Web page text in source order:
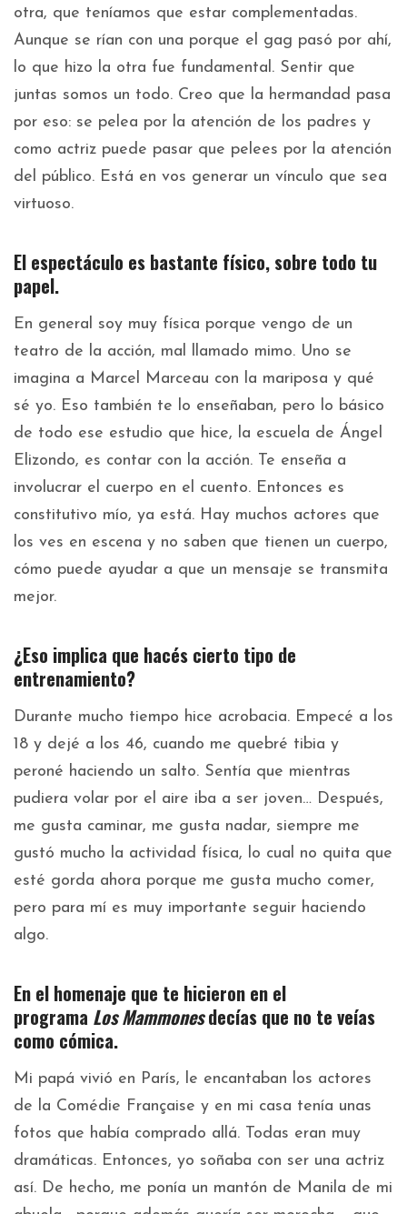
otra, que teníamos que estar complementadas.
Aunque se rían con una porque el gag pasó por ahí,
lo que hizo la otra fue fundamental. Sentir que
juntas somos un todo. Creo que la hermandad pasa
por eso: se pelea por la atención de los padres y
como actriz puede pasar que pelees por la atención
del público. Está en vos generar un vínculo que sea
virtuoso.
El espectáculo es bastante físico, sobre todo tu
papel.
En general soy muy física porque vengo de un
teatro de la acción, mal llamado mimo. Uno se
imagina a Marcel Marceau con la mariposa y qué
sé yo. Eso también te lo enseñaban, pero lo básico
de todo ese estudio que hice, la escuela de Ángel
Elizondo, es contar con la acción. Te enseña a
involucrar el cuerpo en el cuento. Entonces es
constitutivo mío, ya está. Hay muchos actores que
los ves en escena y no saben que tienen un cuerpo,
cómo puede ayudar a que un mensaje se transmita
mejor.
¿Eso implica que hacés cierto tipo de
entrenamiento?
Durante mucho tiempo hice acrobacia. Empecé a los
18 y dejé a los 46, cuando me quebré tibia y
peroné haciendo un salto. Sentía que mientras
pudiera volar por el aire iba a ser joven… Después,
me gusta caminar, me gusta nadar, siempre me
gustó mucho la actividad física, lo cual no quita que
esté gorda ahora porque me gusta mucho comer,
pero para mí es muy importante seguir haciendo
algo.
En el homenaje que te hicieron en el
programa Los Mammonesdecías que no te veías
como cómica.
Mi papá vivió en París, le encantaban los actores
de la Comédie Française y en mi casa tenía unas
fotos que había comprado allá. Todas eran muy
dramáticas. Entonces, yo soñaba con ser una actriz
así. De hecho, me ponía un mantón de Manila de mi